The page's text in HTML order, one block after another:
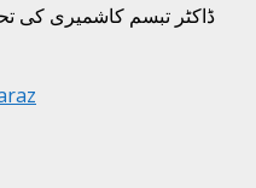
ڈاکٹر تبسم کاشمیری کی